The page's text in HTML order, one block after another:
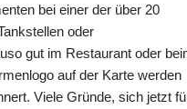
bei einer der über 20
oder
gut im Restaurant oder
auf der Karte werden
Viele Gründe, sich jetzt